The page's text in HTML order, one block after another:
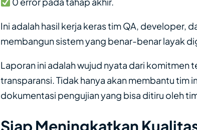
Ini adalah hasil kerja keras tim QA, developer,
membangun sistem yang benar-benar layak
Laporan ini adalah wujud nyata dari komitmen
transparansi. Tidak hanya akan membantu tim
dokumentasi pengujian yang bisa ditiru oleh
Siap Meningkatkan